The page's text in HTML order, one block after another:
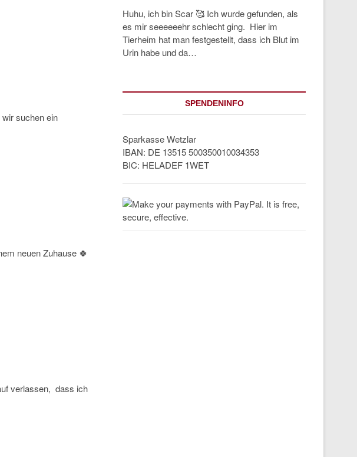
suchen ein
neuen Zuhause 🍀
verlassen, dass ich
Huhu, ich bin Scar 🥰 Ich wurde gefunden, als
es mir seeeeeehr schlecht ging. Hier im
Tierheim hat man festgestellt, dass ich Blut im
Urin habe und da…
SPENDENINFO
Sparkasse Wetzlar
IBAN: DE 13515 500350010034353
BIC: HELADEF 1WET